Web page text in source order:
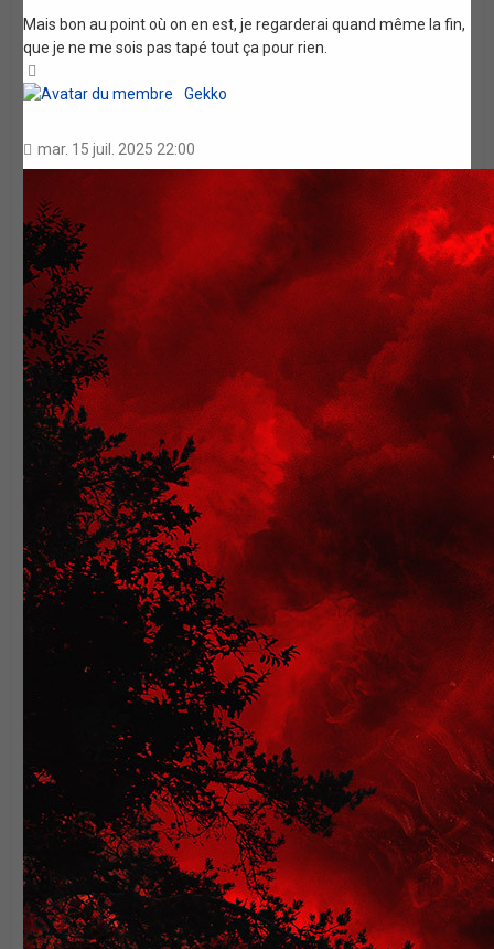
Mais bon au point où on en est, je regarderai quand même la fin,
que je ne me sois pas tapé tout ça pour rien.
Gekko
mar. 15 juil. 2025 22:00